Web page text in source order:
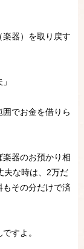
器）を取り戻す
囲でお金を借りら
楽器のお預かり相
夫な時は、2万だ
もその分だけで済
すよ。